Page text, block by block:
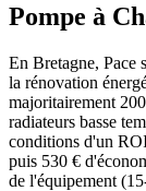
Pompe à
En Bretagne, Pace
la rénovation
majoritairement
radiateurs basse
conditions d'un
puis 530 €
de l'équipement